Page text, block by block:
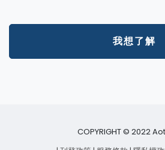
我想了解
COPYRIGHT © 2022